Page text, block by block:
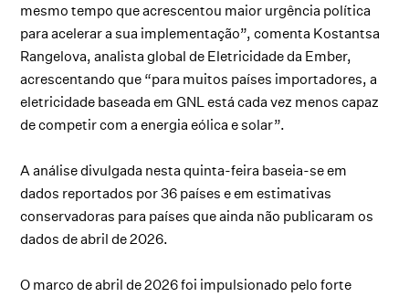
mesmo tempo que acrescentou maior urgência política
para acelerar a sua implementação”, comenta Kostantsa
Rangelova, analista global de Eletricidade da Ember,
acrescentando que “para muitos países importadores, a
eletricidade baseada em GNL está cada vez menos capaz
de competir com a energia eólica e solar”.
A análise divulgada nesta quinta-feira baseia-se em
dados reportados por 36 países e em estimativas
conservadoras para países que ainda não publicaram os
dados de abril de 2026.
O marco de abril de 2026 foi impulsionado pelo forte